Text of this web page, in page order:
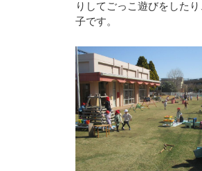
りしてごっこ遊びをした
子です。